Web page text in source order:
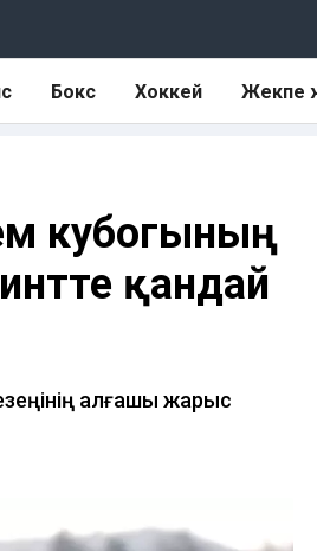
Бокс Хоккей Жекпе
кубогының
қандай
алғашқы жарыс